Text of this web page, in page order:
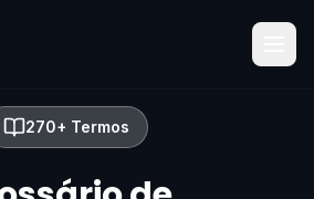
270+ Termos